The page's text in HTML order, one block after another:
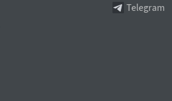
Telegram